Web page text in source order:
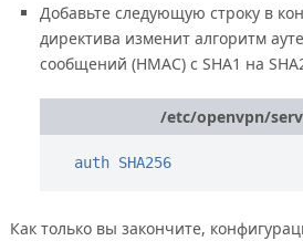
Добавьте следующую строку в
директива изменит алгоритм
сообщений (HMAC) с SHA1 на
/etc/openvpn/
auth SHA256
Как только вы закончите,